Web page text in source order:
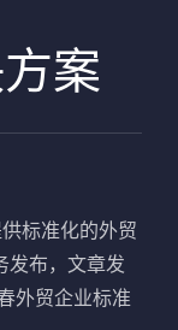
案
标准化的外贸
发布，文章发
外贸企业标准